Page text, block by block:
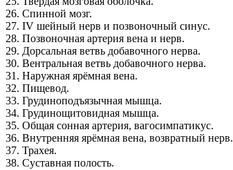
26. Спинной мозг.
27. IV шейный нерв и позвоночный синус.
28. Позвоночная артерия вена и нерв.
29. Дорсальная ветвь добавочного нерва.
30. Вентральная ветвь добавочного нерва.
31. Наружная ярёмная вена.
32. Пищевод.
33. Грудиноподъязычная мышца.
34. Грудинощитовидная мышца.
35. Общая сонная артерия, вагосимпатикус.
36. Внутренняя ярёмная вена, возвратный нерв.
37. Трахея.
38. Суставная полость.